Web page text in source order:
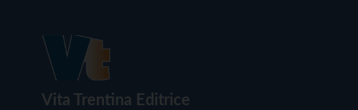
Vita Trentina Editrice